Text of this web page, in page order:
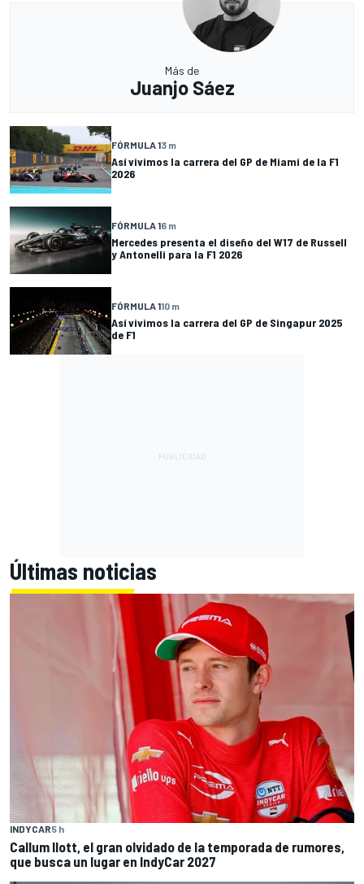
Más de
Juanjo Sáez
FÓRMULA 13 m
Así vivimos la carrera del GP de Miami de la F1
2026
FÓRMULA 16 m
Mercedes presenta el diseño del W17 de Russell
y Antonelli para la F1 2026
FÓRMULA 110 m
Así vivimos la carrera del GP de Singapur 2025
de F1
Últimas noticias
INDYCAR5 h
Callum Ilott, el gran olvidado de la temporada de rumores,
que busca un lugar en IndyCar 2027